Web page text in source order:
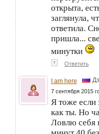
открыта,
заглянула,
ответила.
пришла...
минутки
↑ Ответить
I am here
7 сентября 2015
Я тоже если
как ты. Но
Ловлю себя